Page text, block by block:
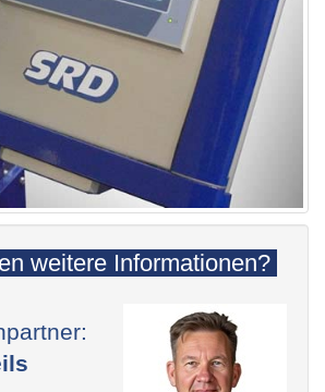
weitere Informationen?